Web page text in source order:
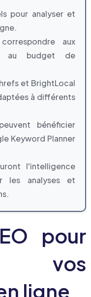
pour analyser et
aux
au budget de
et BrightLocal
à différents
bénéficier
Keyword Planner
l'intelligence
les analyses et
pour
vos
ligne